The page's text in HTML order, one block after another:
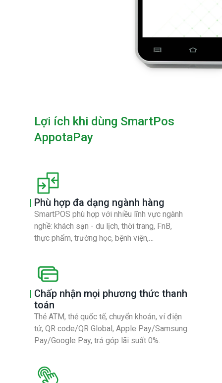
Lợi ích khi dùng SmartPos
AppotaPay
Phù hợp đa dạng ngành hàng
SmartPOS phù hợp với nhiều lĩnh vực ngành
nghề: khách sạn - du lịch, thời trang, FnB,
thực phẩm, trường học, bệnh viện,…
Chấp nhận mọi phương thức thanh
toán
Thẻ ATM, thẻ quốc tế, chuyển khoản, ví điện
tử, QR code/QR Global, Apple Pay/Samsung
Pay/Google Pay, trả góp lãi suất 0%.